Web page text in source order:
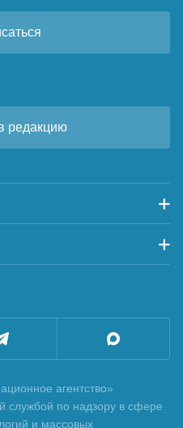
редакцию
агентство»
службой по надзору в сфере
и массовых